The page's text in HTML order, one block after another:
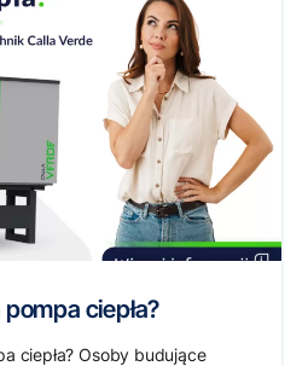
ciepła?
ciepła? Osoby budujące